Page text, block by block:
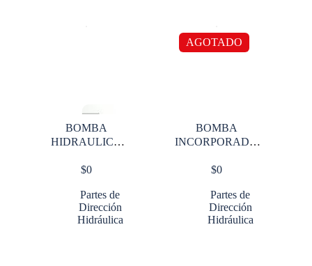
BOMBA
HIDRAULICA
ALUMINIO
$0
Partes de
Dirección
Hidráulica
AGOTADO
BOMBA
INCORPORADA
CILINDRO AIRE
$0
Partes de
Dirección
Hidráulica